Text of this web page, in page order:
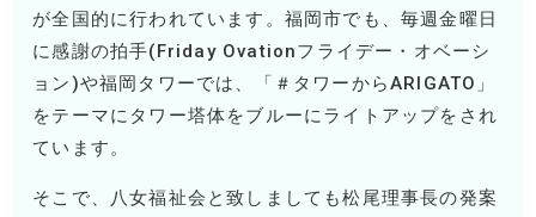
が全国的に行われています。福岡市でも、毎週金曜日
に感謝の拍手(Friday Ovationフライデー・オベーシ
ョン)や福岡タワーでは、「＃タワーからARIGATO 」
をテーマにタワー塔体をブルーにライトアップをされ
ています。
そこで、八女福祉会と致しましても松尾理事長の発案